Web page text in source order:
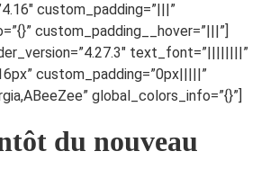
custom_padding=”|||”
custom_padding__hover=”|||”]
text_font=”||||||||”
custom_padding=”0px|||||”
global_colors_info=”{}”]
du nouveau